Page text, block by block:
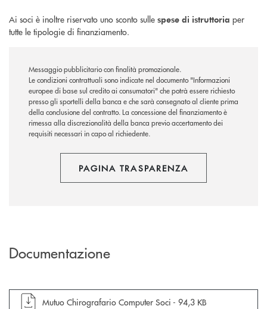
Ai soci è inoltre riservato uno sconto sulle spese di istruttoria per
tutte le tipologie di finanziamento.
Messaggio pubblicitario con finalità promozionale.
Le condizioni contrattuali sono indicate nel documento "Informazioni
europee di base sul credito ai consumatori" che potrà essere richiesto
presso gli sportelli della banca e che sarà consegnato al cliente prima
della conclusione del contratto. La concessione del finanziamento è
rimessa alla discrezionalità della banca previo accertamento dei
requisiti necessari in capo al richiedente.
PAGINA TRASPARENZA
Documentazione
apre documento in una nuova finestra
Mutuo Chirografario Computer Soci - 94,3 KB